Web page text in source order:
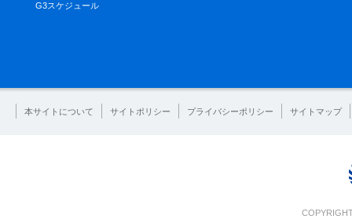
G3スケジュール
本サイトについて サイトポリシー プライバシーポリシー サイトマップ